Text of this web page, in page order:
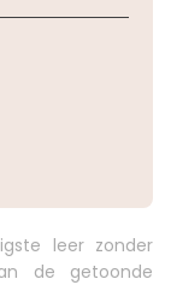
leer zonder
de getoonde